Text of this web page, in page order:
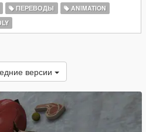
ПЕРЕВОДЫ
ANIMATION
версии